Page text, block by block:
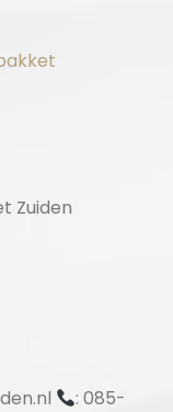
Zuiden
: 085-